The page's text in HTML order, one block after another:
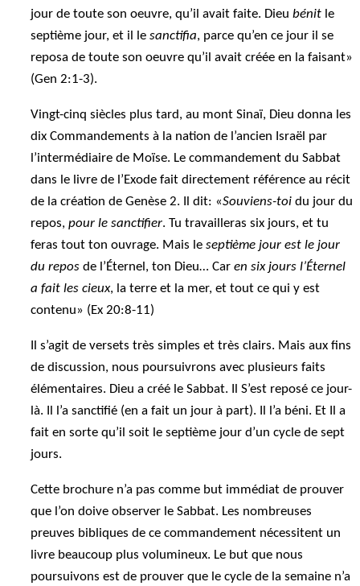
jour de toute son oeuvre, qu’il avait faite. Dieubénit le
septième jour, et il lesanctifia, parce qu’en ce jour il se
reposa de toute son oeuvre qu’il avait créée en la faisant»
(Gen 2:1-3).
Vingt-cinq siècles plus tard, au mont Sinaï, Dieu donna les
dix Commandements à la nation de l’ancien Israël par
l’intermédiaire de Moïse. Le commandement du Sabbat
dans le livre de l’Exode fait directement référence au récit
de la création de Genèse 2. Il dit: «Souviens-toi du jour du
repos,pour le sanctifier. Tu travailleras six jours, et tu
feras tout ton ouvrage. Mais leseptième jour est le jour
du repos de l’Éternel, ton Dieu… Caren six jours l’Éternel
a fait les cieux, la terre et la mer, et tout ce qui y est
contenu» (Ex 20:8-11)
Il s’agit de versets très simples et très clairs. Mais aux fins
de discussion, nous poursuivrons avec plusieurs faits
élémentaires. Dieu a créé le Sabbat. Il S’est reposé ce jour-
là. Il l’a sanctifié (en a fait un jour à part). Il l’a béni. Et Il a
fait en sorte qu’il soit le septième jour d’un cycle de sept
jours.
Cette brochure n’a pas comme but immédiat de prouver
que l’on doive observer le Sabbat. Les nombreuses
preuves bibliques de ce commandement nécessitent un
livre beaucoup plus volumineux. Le but que nous
poursuivons est de prouver que le cycle de la semaine n’a